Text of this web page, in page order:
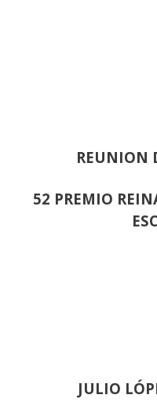
REUNION
52 PREMIO
JULIO